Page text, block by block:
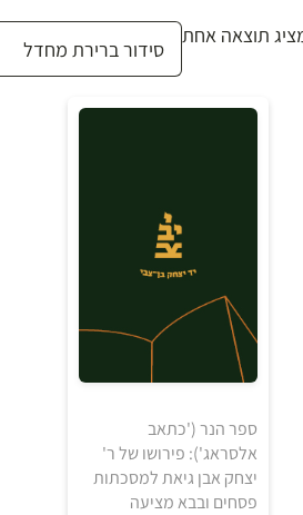
תוצאה אחת
ספר הנר ('כתאב
אלסראג'): פירושו של ר'
יצחק אבן גיאת למסכתות
פסחים ובבא מציעה